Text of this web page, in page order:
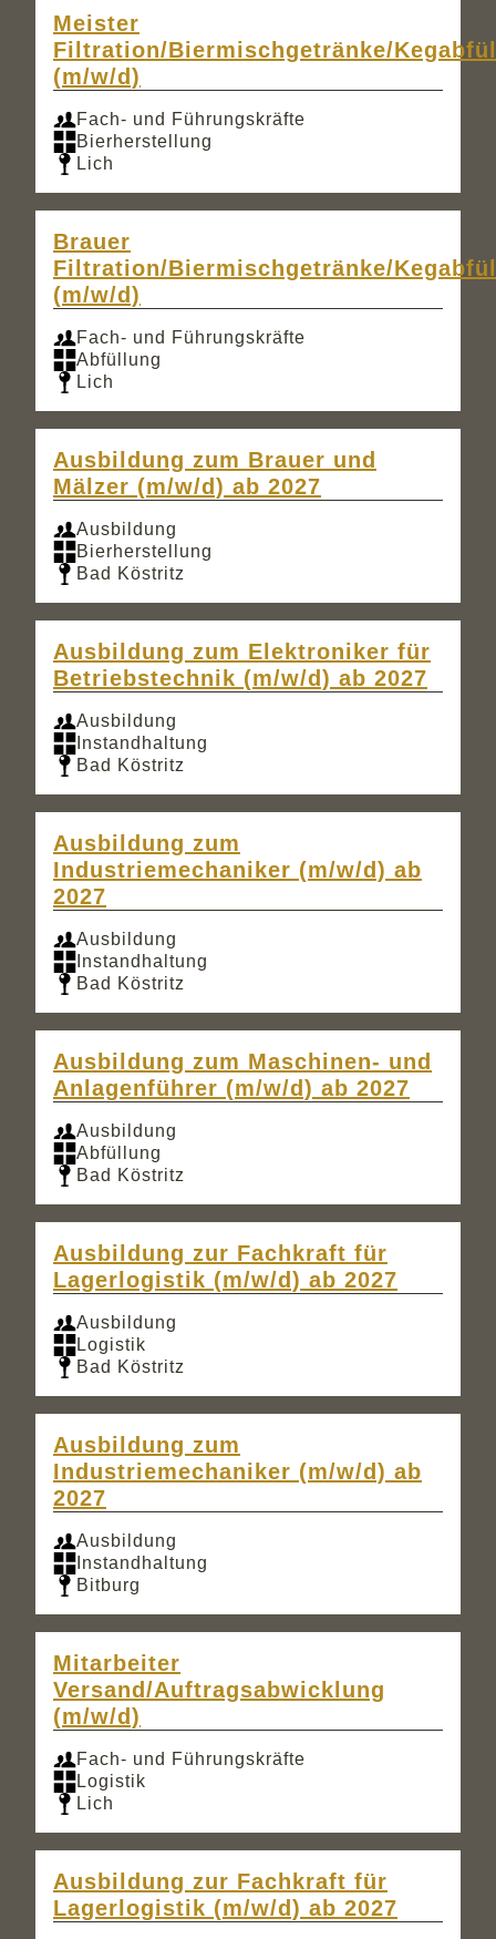
Meister
Filtration/Biermischgetränke/
(m/w/d)
Fach- und Führungskräfte
Bierherstellung
Lich
Brauer
Filtration/Biermischgetränke/
(m/w/d)
Fach- und Führungskräfte
Abfüllung
Lich
Ausbildung zum Brauer und
Mälzer (m/w/d) ab 2027
Ausbildung
Bierherstellung
Bad Köstritz
Ausbildung zum Elektroniker für
Betriebstechnik (m/w/d) ab 2027
Ausbildung
Instandhaltung
Bad Köstritz
Ausbildung zum
Industriemechaniker (m/w/d) ab
2027
Ausbildung
Instandhaltung
Bad Köstritz
Ausbildung zum Maschinen- und
Anlagenführer (m/w/d) ab 2027
Ausbildung
Abfüllung
Bad Köstritz
Ausbildung zur Fachkraft für
Lagerlogistik (m/w/d) ab 2027
Ausbildung
Logistik
Bad Köstritz
Ausbildung zum
Industriemechaniker (m/w/d) ab
2027
Ausbildung
Instandhaltung
Bitburg
Mitarbeiter
Versand/Auftragsabwicklung
(m/w/d)
Fach- und Führungskräfte
Logistik
Lich
Ausbildung zur Fachkraft für
Lagerlogistik (m/w/d) ab 2027